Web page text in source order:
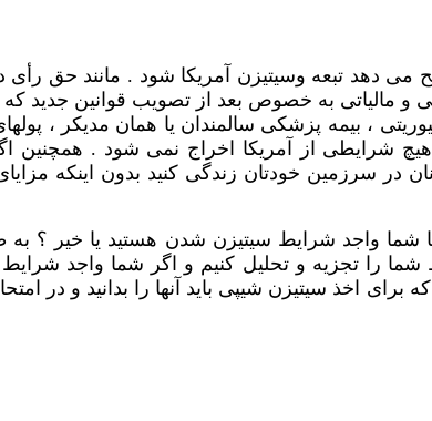
می دهد تبعه وسيتيزن آمريکا شود . مانند حق
و مالياتی به خصوص بعد از تصويب قوانين جديد
، بيمه پزشکی سالمندان يا همان مديکر ،
از آمريکا اخراج نمی شود . همچنين اگر
در سرزمين خودتان زندگی کنيد بدون اينکه
شما واجد شرايط سيتيزن شدن هستيد يا خير ؟
شما را تجزيه و تحليل کنيم و اگر شما واجد
اخذ سيتيزن شيپی بايد آنها را بدانيد و در